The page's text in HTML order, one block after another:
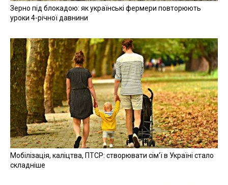
Зерно під блокадою: як українські фермери повторюють
уроки 4-річної давнини
Мобілізація, каліцтва, ПТСР: створювати сім'ї в Україні стало
складніше